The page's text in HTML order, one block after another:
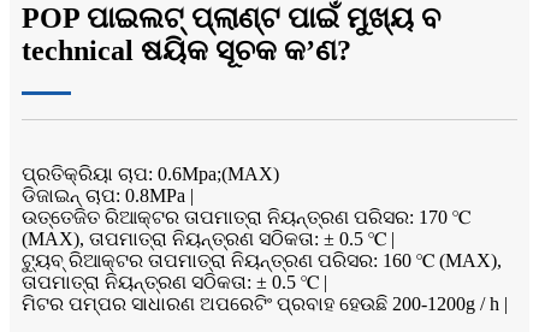
POP ପାଇଲଟ୍ ପ୍ଲାଣ୍ଟ ପାଇଁ ମୁଖ୍ୟ ବ
technical ଷୟିକ ସୂଚକ କ’ଣ?
ପ୍ରତିକ୍ରିୟା ଚାପ: 0.6Mpa;(MAX)
ଡିଜାଇନ୍ ଚାପ: 0.8MPa |
ଉତ୍ତେଜିତ ରିଆକ୍ଟର ତାପମାତ୍ରା ନିୟନ୍ତ୍ରଣ ପରିସର: 170 ℃
(MAX), ତାପମାତ୍ରା ନିୟନ୍ତ୍ରଣ ସଠିକତା: ± 0.5 ℃ |
ଟ୍ୟୁବ୍ ରିଆକ୍ଟର ତାପମାତ୍ରା ନିୟନ୍ତ୍ରଣ ପରିସର: 160 ℃ (MAX),
ତାପମାତ୍ରା ନିୟନ୍ତ୍ରଣ ସଠିକତା: ± 0.5 ℃ |
ମିଟର ପମ୍ପର ସାଧାରଣ ଅପରେଟିଂ ପ୍ରବାହ ହେଉଛି 200-1200g / h |